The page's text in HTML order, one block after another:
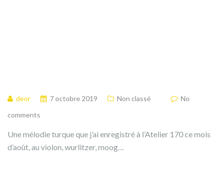
deor 7 octobre 2019 Non classé
No
comments
Une mélodie turque que j’ai enregistré à l’Atelier 170 ce mois
d’août, au violon, wurlitzer, moog…